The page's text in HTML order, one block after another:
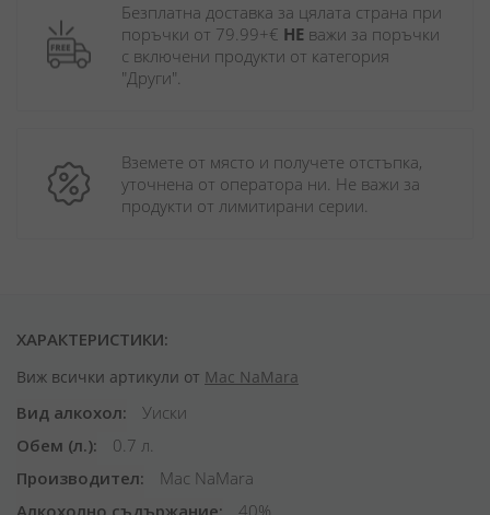
Безплатна доставка за цялата страна при
поръчки от 79.99+€ НЕ важи за поръчки
с включени продукти от категория
"Други".
Вземете от място и получете отстъпка,
уточнена от оператора ни. Не важи за
продукти от лимитирани серии.
ХАРАКТЕРИСТИКИ:
Виж всички артикули от Mac NaMara
Вид алкохол
Уиски
Обем (л.)
0.7 л.
Производител
Mac NaMara
Алкохолно съдържание
40%